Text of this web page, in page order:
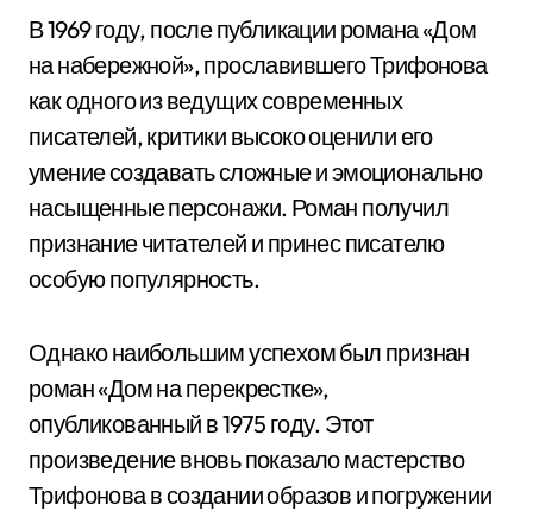
В 1969 году, после публикации романа «Дом
на набережной», прославившего Трифонова
как одного из ведущих современных
писателей, критики высоко оценили его
умение создавать сложные и эмоционально
насыщенные персонажи. Роман получил
признание читателей и принес писателю
особую популярность.
Однако наибольшим успехом был признан
роман «Дом на перекрестке»,
опубликованный в 1975 году. Этот
произведение вновь показало мастерство
Трифонова в создании образов и погружении